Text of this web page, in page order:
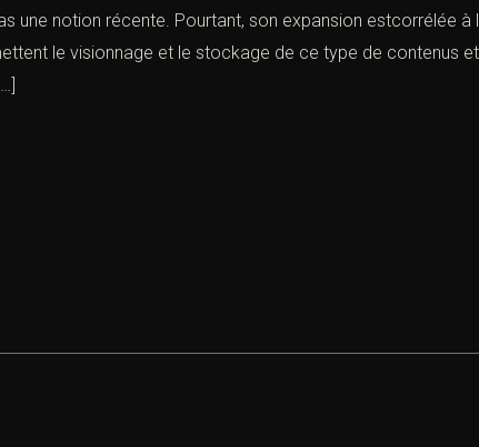
une notion récente. Pourtant, son expansion estcorrélée à
le visionnage et le stockage de ce type de contenus